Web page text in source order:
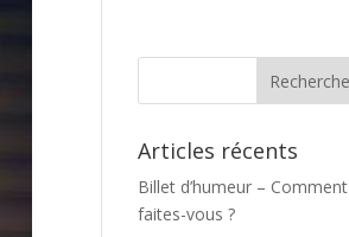
Articles récents
Billet d’humeur – Comment
faites-vous ?